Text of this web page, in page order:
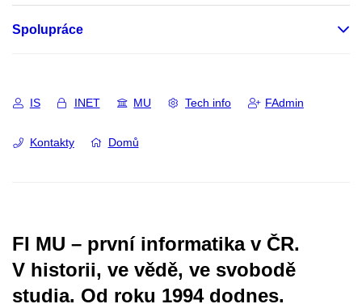
Spolupráce
IS INET MU Tech info FAdmin
Kontakty Domů
FI MU – první informatika v ČR.
V historii, ve vědě, ve svobodě
studia. Od roku 1994 dodnes.